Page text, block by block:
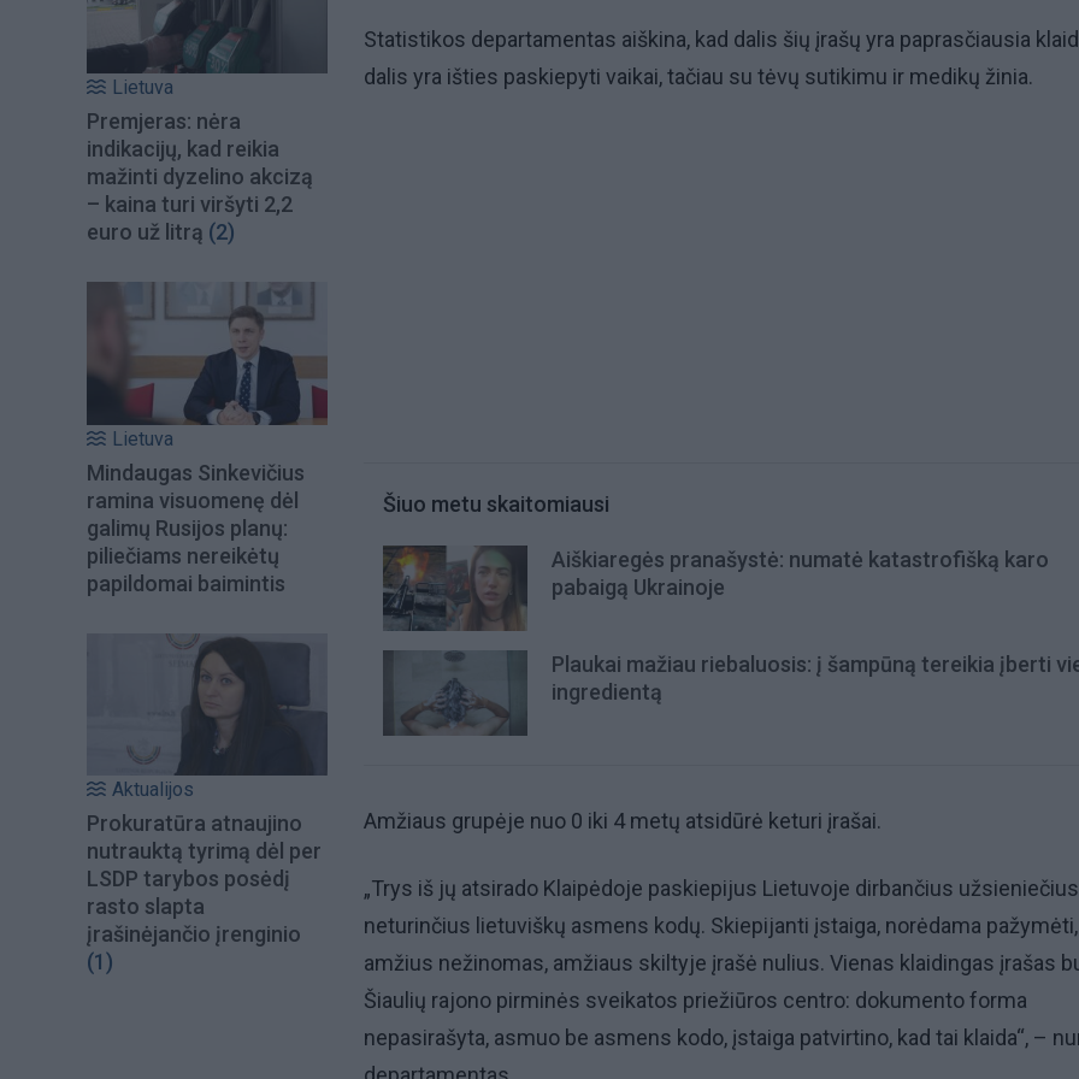
Lietuva
Premjeras: nėra
indikacijų, kad reikia
mažinti dyzelino akcizą
– kaina turi viršyti 2,2
euro už litrą (2)
Lietuva
Mindaugas Sinkevičius
ramina visuomenę dėl
galimų Rusijos planų:
piliečiams nereikėtų
papildomai baimintis
Aktualijos
Prokuratūra atnaujino
nutrauktą tyrimą dėl per
LSDP tarybos posėdį
rasto slapta
įrašinėjančio įrenginio
(1)
Statistikos departamentas aiškina, kad dalis šių įrašų yra paprasčiausia
dalis yra išties paskiepyti vaikai, tačiau su tėvų sutikimu ir medikų žinia.
Šiuo metu skaitomiausi
Aiškiaregės pranašystė: numatė katastrofišką karo
pabaigą Ukrainoje
Plaukai mažiau riebaluosis: į šampūną tereikia įberti
ingredientą
Amžiaus grupėje nuo 0 iki 4 metų atsidūrė keturi įrašai.
„Trys iš jų atsirado Klaipėdoje paskiepijus Lietuvoje dirbančius
neturinčius lietuviškų asmens kodų. Skiepijanti įstaiga, norėdama
amžius nežinomas, amžiaus skiltyje įrašė nulius. Vienas klaidingas įrašas
Šiaulių rajono pirminės sveikatos priežiūros centro: dokumento forma
nepasirašyta, asmuo be asmens kodo, įstaiga patvirtino, kad tai klaida“, –